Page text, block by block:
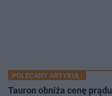
POLECANY ARTYKUŁ:
Tauron obniża cenę